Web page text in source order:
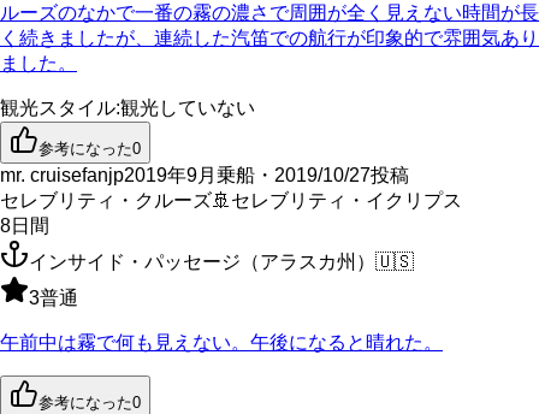
ルーズのなかで一番の霧の濃さで周囲が全く見えない時間が長
く続きましたが、連続した汽笛での航行が印象的で雰囲気あり
ました。
観光スタイル:観光していない
参考になった0
mr. cruisefanjp2019年9月乗船・2019/10/27投稿
セレブリティ・クルーズ🚢セレブリティ・イクリプス
8日間
インサイド・パッセージ（アラスカ州） 🇺🇸
3普通
午前中は霧で何も見えない。午後になると晴れた。
参考になった0